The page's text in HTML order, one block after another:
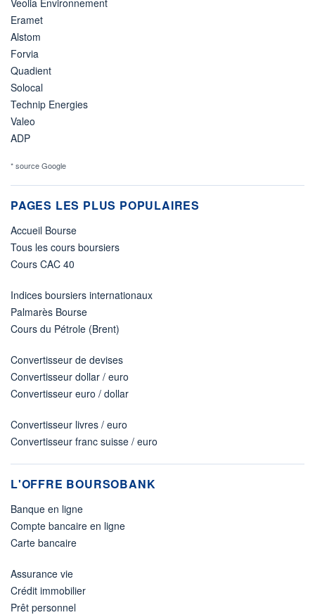
Eramet
Alstom
Forvia
Quadient
Solocal
Technip Energies
Valeo
ADP
* source Google
PAGES LES PLUS POPULAIRES
Accueil Bourse
Tous les cours boursiers
Cours CAC 40
Indices boursiers internationaux
Palmarès Bourse
Cours du Pétrole (Brent)
Convertisseur de devises
Convertisseur dollar / euro
Convertisseur euro / dollar
Convertisseur livres / euro
Convertisseur franc suisse / euro
L'OFFRE BOURSOBANK
Banque en ligne
Compte bancaire en ligne
Carte bancaire
Assurance vie
Crédit immobilier
Prêt personnel